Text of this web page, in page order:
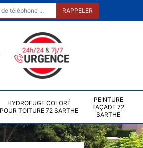
HYDROFUGE COLORÉ
POUR TOITURE 72 SARTHE
PEINTURE
FAÇADE 72
SARTHE